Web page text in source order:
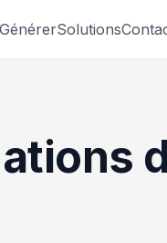
GénérerSolutions